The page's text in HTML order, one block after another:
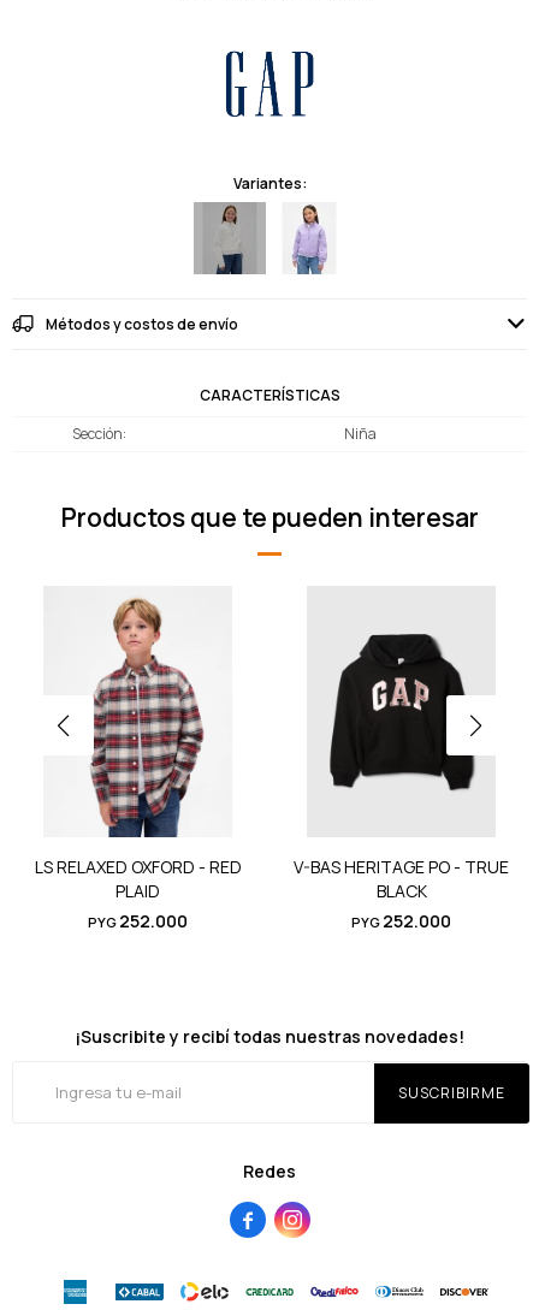
Variantes:
Métodos y costos de envío
CARACTERÍSTICAS
Sección
Niña
Productos que te pueden interesar
LS RELAXED OXFORD - RED
PLAID
PYG 252.000
V-BAS HERITAGE PO - TRUE
BLACK
PYG 252.000
Redes
 
¡Suscribite y recibí todas nuestras novedades!
SUSCRIBIRME